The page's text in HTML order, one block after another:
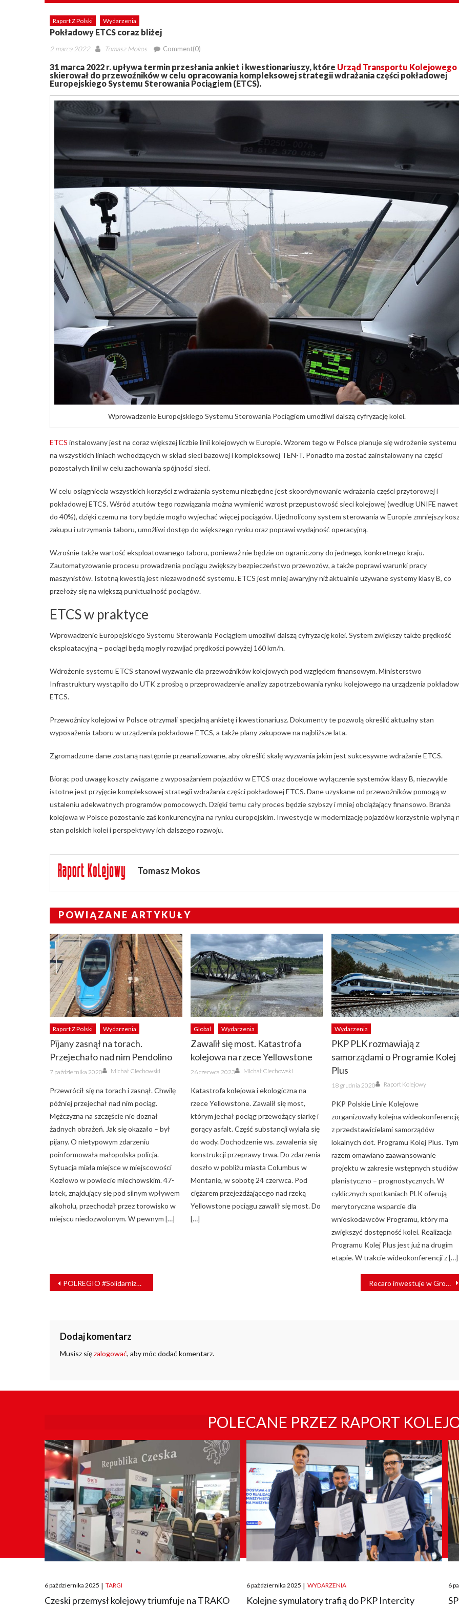
Raport Z Polski Wydarzenia
Pokładowy ETCS coraz bliżej
Posted
2 marca 2022 Author
Tomasz Mokos Comment(0)
31 marca 2022 r. upływa termin przesłania ankiet i kwestionariuszy, które Urząd Transportu Kolejowego
skierował do przewoźników w celu opracowania kompleksowej strategii wdrażania części pokładowej
Europejskiego Systemu Sterowania Pociągiem (ETCS).
Wprowadzenie Europejskiego Systemu Sterowania Pociągiem umożliwi dalszą cyfryzację kolei.
ETCS instalowany jest na coraz większej liczbie linii kolejowych w Europie. Wzorem tego w Polsce planuje się wdrożenie systemu
na wszystkich liniach wchodzących w skład sieci bazowej i kompleksowej TEN-T. Ponadto ma zostać zainstalowany na części
pozostałych linii w celu zachowania spójności sieci.
W celu osiągniecia wszystkich korzyści z wdrażania systemu niezbędne jest skoordynowanie wdrażania części przytorowej i
pokładowej ETCS. Wśród atutów tego rozwiązania można wymienić wzrost przepustowość sieci kolejowej (według UNIFE nawet
do 40%), dzięki czemu na tory będzie mogło wyjechać więcej pociągów. Ujednolicony system sterowania w Europie zmniejszy
zakupu i utrzymania taboru, umożliwi dostęp do większego rynku oraz poprawi wydajność operacyjną.
Wzrośnie także wartość eksploatowanego taboru, ponieważ nie będzie on ograniczony do jednego, konkretnego kraju.
Zautomatyzowanie procesu prowadzenia pociągu zwiększy bezpieczeństwo przewozów, a także poprawi warunki pracy
maszynistów. Istotną kwestią jest niezawodność systemu. ETCS jest mniej awaryjny niż aktualnie używane systemy klasy B, co
przełoży się na większą punktualność pociągów.
ETCS w praktyce
Wprowadzenie Europejskiego Systemu Sterowania Pociągiem umożliwi dalszą cyfryzację kolei. System zwiększy także prędkość
eksploatacyjną – pociągi będą mogły rozwijać prędkości powyżej 160 km/h.
Wdrożenie systemu ETCS stanowi wyzwanie dla przewoźników kolejowych pod względem finansowym. Ministerstwo
Infrastruktury wystąpiło do UTK z prośbą o przeprowadzenie analizy zapotrzebowania rynku kolejowego na urządzenia
ETCS.
Przewoźnicy kolejowi w Polsce otrzymali specjalną ankietę i kwestionariusz. Dokumenty te pozwolą określić aktualny stan
wyposażenia taboru w urządzenia pokładowe ETCS, a także plany zakupowe na najbliższe lata.
Zgromadzone dane zostaną następnie przeanalizowane, aby określić skalę wyzwania jakim jest sukcesywne wdrażanie ETCS.
Biorąc pod uwagę koszty związane z wyposażaniem pojazdów w ETCS oraz docelowe wyłączenie systemów klasy B, niezwykle
istotne jest przyjęcie kompleksowej strategii wdrażania części pokładowej ETCS. Dane uzyskane od przewoźników pomogą w
ustaleniu adekwatnych programów pomocowych. Dzięki temu cały proces będzie szybszy i mniej obciążający finansowo. Branża
kolejowa w Polsce pozostanie zaś konkurencyjna na rynku europejskim. Inwestycje w modernizację pojazdów korzystnie wpłyną
stan polskich kolei i perspektywy ich dalszego rozwoju.
Tomasz Mokos
POWIĄZANE ARTYKUŁY
Raport Z Polski Wydarzenia
Pijany zasnął na torach.
Przejechało nad nim Pendolino
Posted
on
7 października 2020 Author
Michał Ciechowski
Przewrócił się na torach i zasnął. Chwilę
później przejechał nad nim pociąg.
Mężczyzna na szczęście nie doznał
żadnych obrażeń. Jak się okazało – był
pijany. O nietypowym zdarzeniu
poinformowała małopolska policja.
Sytuacja miała miejsce w miejscowości
Kozłowo w powiecie miechowskim. 47-
latek, znajdujący się pod silnym wpływem
alkoholu, przechodził przez torowisko w
miejscu niedozwolonym. W pewnym […]
Global Wydarzenia
Zawalił się most. Katastrofa
kolejowa na rzece Yellowstone
Posted
on
26 czerwca 2023 Author
Michał Ciechowski
Katastrofa kolejowa i ekologiczna na
rzece Yellowstone. Zawalił się most,
którym jechał pociąg przewożący siarkę i
gorący asfalt. Część substancji wylała się
do wody. Dochodzenie ws. zawalenia się
konstrukcji przeprawy trwa. Do zdarzenia
doszło w pobliżu miasta Columbus w
Montanie, w sobotę 24 czerwca. Pod
ciężarem przejeżdżającego nad rzeką
Yellowstone pociągu zawalił się most. Do
[…]
Wydarzenia
PKP PLK rozmawiają z
samorządami o Programie Kolej
Plus
Posted
on
18 grudnia 2020 Author
Raport Kolejowy
PKP Polskie Linie Kolejowe
zorganizowały kolejna
z przedstawicielami samorządów
lokalnych dot. Programu Kolej Plus. Tym
razem omawiano zaawansowanie
projektu w zakresie wstępnych studiów
planistyczno – prognostycznych. W
cyklicznych spotkaniach PLK oferują
merytoryczne wsparcie dla
wnioskodawców Programu, który ma
zwiększyć dostępność kolei. Realizacja
Programu Kolej Plus jest już na drugim
etapie. W trakcie wideokonferencji z […]
NAWIGACJA
WPISU
POLREGIO #SolidarnizUkrainą Recaro inwestuje w Growag
Dodaj komentarz
Musisz sięzalogować, aby móc dodać komentarz.
POLECANE PRZEZ RAPORT
Posted
on
6 października 2025 | TARGI
Czeski przemysł kolejowy triumfuje na TRAKO
Posted
on
6 października 2025 | WYDARZENIA
Kolejne symulatory trafią do PKP Intercity
on
6